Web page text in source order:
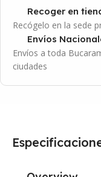
Recoger en
Recógelo en la sede
Envíos
Envíos a toda
ciudades